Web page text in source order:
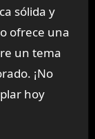
sólida y
ofrece una
un tema
¡No
hoy